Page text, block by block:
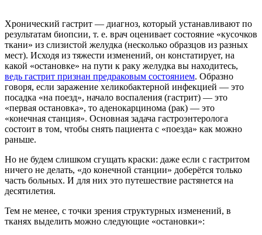
Хронический гастрит — диагноз, который устанавливают по
результатам биопсии, т. е. врач оценивает состояние «кусочков
ткани» из слизистой желудка (несколько образцов из разных
мест). Исходя из тяжести изменений, он констатирует, на
какой «остановке» на пути к раку желудка вы находитесь,
ведь гастрит признан предраковым состоянием. Образно
говоря, если заражение хеликобактерной инфекцией — это
посадка «на поезд», начало воспаления (гастрит) — это
«первая остановка», то аденокарцинома (рак) — это
«конечная станция». Основная задача гастроэнтеролога
состоит в том, чтобы снять пациента с «поезда» как можно
раньше.
Но не будем слишком сгущать краски: даже если с гастритом
ничего не делать, «до конечной станции» доберётся только
часть больных. И для них это путешествие растянется на
десятилетия.
Тем не менее, с точки зрения структурных изменений, в
тканях выделить можно следующие «остановки»: